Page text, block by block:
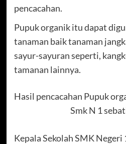
pencacahan.
Pupuk organik itu dapat
tanaman baik tanaman
sayur-sayuran seperti,
tamanan lainnya.
Hasil pencacahan Pupuk
Smk N 1
Kepala Sekolah SMK